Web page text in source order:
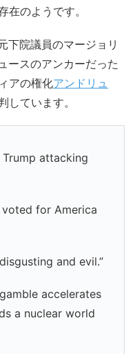
在のようです。
下院議員のマージョリ
ースのアンカーだった
アの権化アンドリュ
しています。
Trump attacking
voted for America
and evil.”
accelerates
a nuclear world